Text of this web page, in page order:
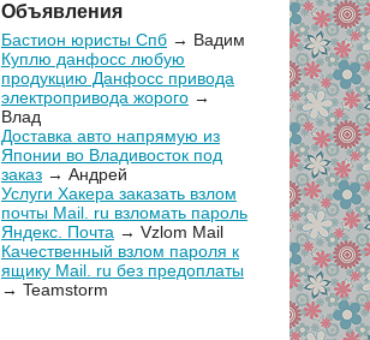
Объявления
Бастион юристы Спб → Вадим
Куплю данфосс любую
продукцию Данфосс привода
электропривода жорого →
Влад
Доставка авто напрямую из
Японии во Владивосток под
заказ → Андрей
Услуги Хакера заказать взлом
почты Mail. ru взломать пароль
Яндекс. Почта → Vzlom Mail
Качественный взлом пароля к
ящику Mail. ru без предоплаты
→ Teamstorm